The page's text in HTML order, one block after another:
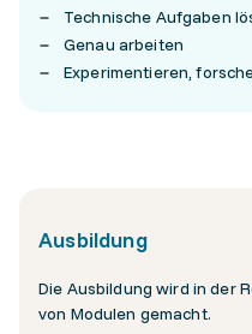
Technische Aufgaben
Genau arbeiten
Experimentieren,
Ausbildung
Die Ausbildung wird in der
von Modulen gemacht.